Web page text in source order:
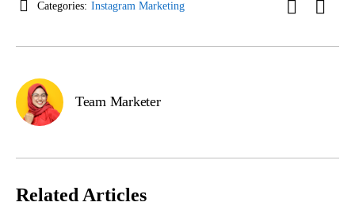
Categories: Instagram Marketing
Team Marketer
Related Articles